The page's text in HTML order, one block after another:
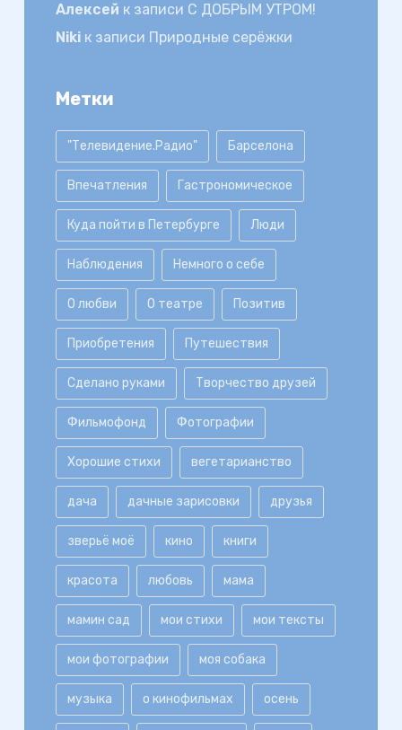
Алексей к записи С ДОБРЫМ УТРОМ!
Nikiк записи Природные серёжки
Метки
"Телевидение.Радио" Барселона
Впечатления Гастрономическое
Куда пойти в Петербурге Люди
Наблюдения Немного о себе
О любви О театре Позитив
Приобретения Путешествия
Сделано руками Творчество друзей
Фильмофонд Фотографии
Хорошие стихи вегетарианство
дача дачные зарисовки друзья
зверьё моё кино книги
красота любовь мама
мамин сад мои стихи мои тексты
мои фотографии моя собака
музыка о кинофильмах осень